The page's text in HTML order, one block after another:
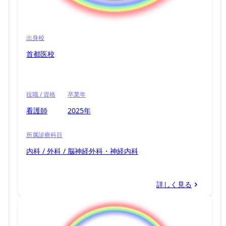
出身校
首都医校
役職 / 資格
看護師
卒業年
2025年
所属診療科目
内科 / 外科 / 脳神経外科・神経内科
詳しく見る